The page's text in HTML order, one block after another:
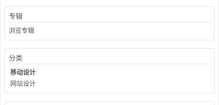
专辑
浏览专辑
分类
移动设计
网站设计